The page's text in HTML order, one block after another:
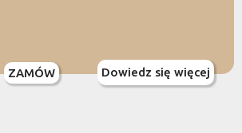
ZAMÓW Dowiedz się więcej